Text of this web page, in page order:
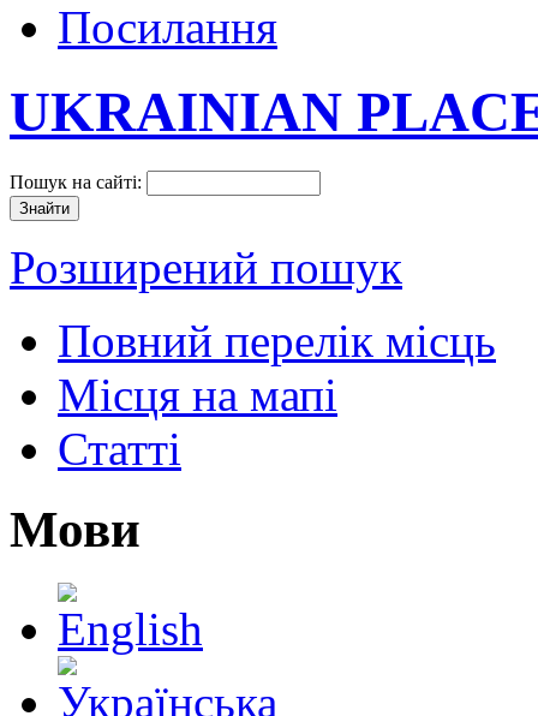
Посилання
UKRAINIAN
Пошук на сайті:
Розширений пошук
Повний перелік місць
Місця на мапі
Статті
Мови